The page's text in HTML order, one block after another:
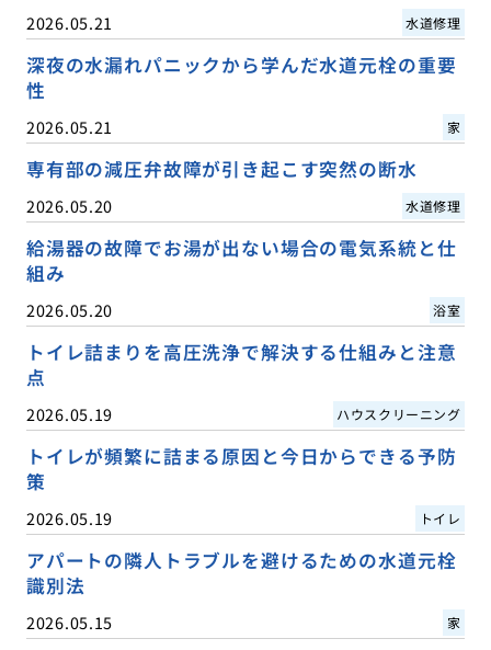
2026.05.21 水道修理
深夜の水漏れパニックから学んだ水道元栓の重要
性
2026.05.21 家
専有部の減圧弁故障が引き起こす突然の断水
2026.05.20 水道修理
給湯器の故障でお湯が出ない場合の電気系統と仕
組み
2026.05.20 浴室
トイレ詰まりを高圧洗浄で解決する仕組みと注意
点
2026.05.19 ハウスクリーニング
トイレが頻繁に詰まる原因と今日からできる予防
策
2026.05.19 トイレ
アパートの隣人トラブルを避けるための水道元栓
識別法
2026.05.15 家